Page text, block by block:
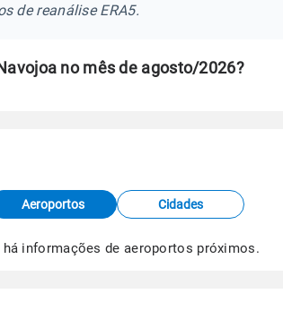
de reanálise ERA5.
no mês de agosto/2026?
(CPTEC).
Aeroportos Cidades
há informações de aeroportos próximos.